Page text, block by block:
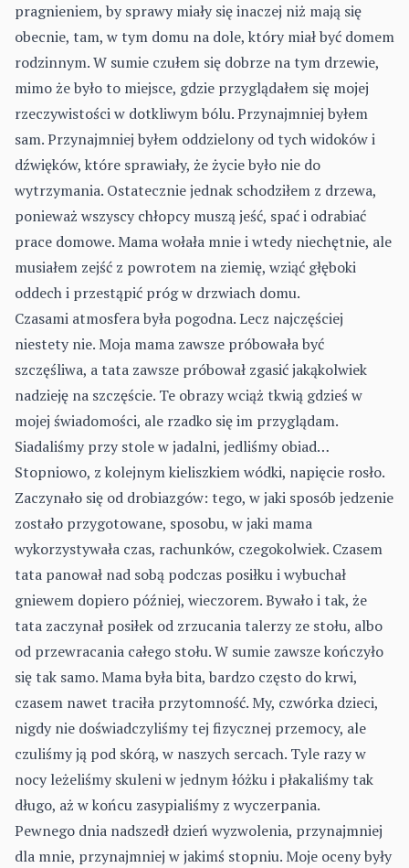
pragnieniem, by sprawy miały się inaczej niż mają się
obecnie, tam, w tym domu na dole, który miał być domem
rodzinnym. W sumie czułem się dobrze na tym drzewie,
mimo że było to miejsce, gdzie przyglądałem się mojej
rzeczywistości w dotkliwym bólu. Przynajmniej byłem
sam. Przynajmniej byłem oddzielony od tych widoków i
dźwięków, które sprawiały, że życie było nie do
wytrzymania. Ostatecznie jednak schodziłem z drzewa,
ponieważ wszyscy chłopcy muszą jeść, spać i odrabiać
prace domowe. Mama wołała mnie i wtedy niechętnie, ale
musiałem zejść z powrotem na ziemię, wziąć głęboki
oddech i przestąpić próg w drzwiach domu.
Czasami atmosfera była pogodna. Lecz najczęściej
niestety nie. Moja mama zawsze próbowała być
szczęśliwa, a tata zawsze próbował zgasić jakąkolwiek
nadzieję na szczęście. Te obrazy wciąż tkwią gdzieś w
mojej świadomości, ale rzadko się im przyglądam.
Siadaliśmy przy stole w jadalni, jedliśmy obiad…
Stopniowo, z kolejnym kieliszkiem wódki, napięcie rosło.
Zaczynało się od drobiazgów: tego, w jaki sposób jedzenie
zostało przygotowane, sposobu, w jaki mama
wykorzystywała czas, rachunków, czegokolwiek. Czasem
tata panował nad sobą podczas posiłku i wybuchał
gniewem dopiero później, wieczorem. Bywało i tak, że
tata zaczynał posiłek od zrzucania talerzy ze stołu, albo
od przewracania całego stołu. W sumie zawsze kończyło
się tak samo. Mama była bita, bardzo często do krwi,
czasem nawet traciła przytomność. My, czwórka dzieci,
nigdy nie doświadczyliśmy tej fizycznej przemocy, ale
czuliśmy ją pod skórą, w naszych sercach. Tyle razy w
nocy leżeliśmy skuleni w jednym łóżku i płakaliśmy tak
długo, aż w końcu zasypialiśmy z wyczerpania.
Pewnego dnia nadszedł dzień wyzwolenia, przynajmniej
dla mnie, przynajmniej w jakimś stopniu. Moje oceny były